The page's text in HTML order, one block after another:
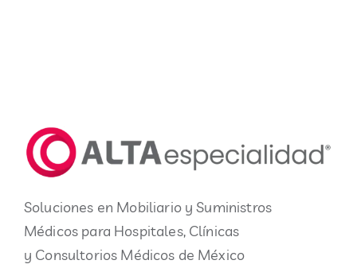
Soluciones en Mobiliario y Suministros
Médicos para Hospitales, Clínicas
y Consultorios Médicos de México